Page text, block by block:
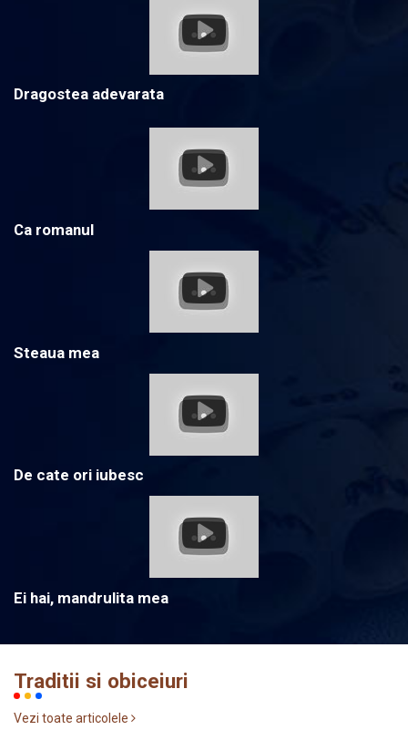
Dragostea adevarata
Ca romanul
Steaua mea
De cate ori iubesc
Ei hai, mandrulita mea
Traditii si obiceiuri
Vezi toate articolele